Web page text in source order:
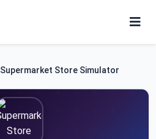
Supermarket Store Simulator